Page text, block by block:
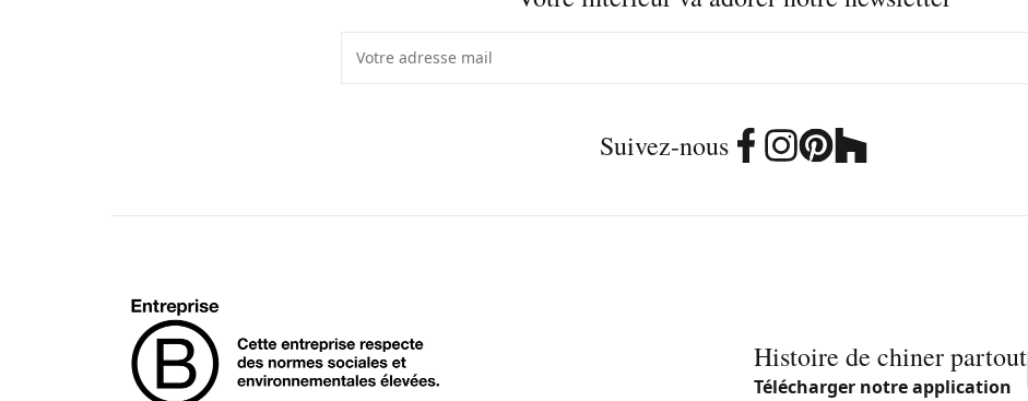
Suivez-nous
Histoire de chiner partout
Télécharger notre application